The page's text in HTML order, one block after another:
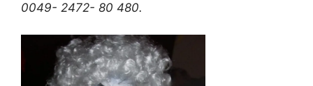
0049- 2472- 80 480.